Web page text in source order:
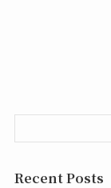
Recent Posts